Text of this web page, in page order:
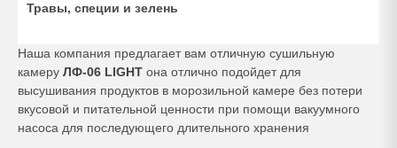
Травы, специи и зелень
Наша компания предлагает вам отличную сушильную
камеру ЛФ-06 LIGHT она отлично подойдет для
высушивания продуктов в морозильной камере без потери
вкусовой и питательной ценности при помощи вакуумного
насоса для последующего длительного хранения